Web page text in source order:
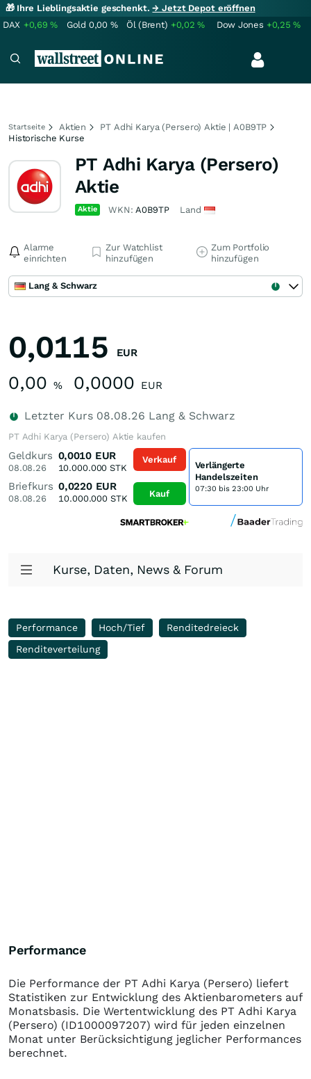
🎁 Ihre Lieblingsaktie geschenkt.→ Jetzt Depot eröffnen
DAX +0,69% Gold 0,00 % Öl (Brent) +0,02% Dow Jones +0,25%
Startseite Aktien
PT Adhi Karya (Persero) Aktie | A0B9TP
Historische Kurse
PT Adhi Karya (Persero)
Aktie
Aktie WKN:A0B9TP Land
Alarme
einrichten
Zur Watchlist
hinzufügen
Zum Portfolio
hinzufügen
Lang & Schwarz
0,0115 EUR
0,00 % 0,0000 EUR
Letzter Kurs 08.08.26 Lang & Schwarz
PT Adhi Karya (Persero) Aktie kaufen
Geldkurs
08.08.26
0,0010 EUR
10.000.000 STK
Briefkurs
08.08.26
0,0220 EUR
10.000.000 STK
Verkauf
Kauf
Verlängerte
Handelszeiten
07:30 bis 23:00 Uhr
Kurse, Daten, News & Forum
Performance Hoch/Tief
Renditedreieck
Renditeverteilung
Performance
Die Performance der PT Adhi Karya (Persero) liefert
Statistiken zur Entwicklung des Aktienbarometers auf
Monatsbasis. Die Wertentwicklung des PT Adhi Karya
(Persero) (ID1000097207) wird für jeden einzelnen
Monat unter Berücksichtigung jeglicher Performances
berechnet.